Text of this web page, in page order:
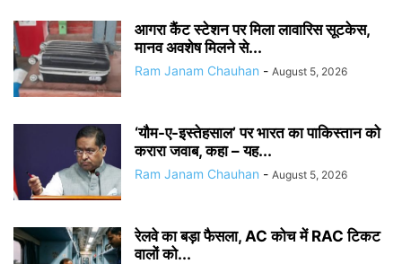
आगरा कैंट स्टेशन पर मिला लावारिस सूटकेस,
मानव अवशेष मिलने से...
Ram Janam Chauhan - August 5, 2026
‘यौम-ए-इस्तेहसाल’ पर भारत का पाकिस्तान को
करारा जवाब, कहा – यह...
Ram Janam Chauhan - August 5, 2026
रेलवे का बड़ा फैसला, AC कोच में RAC टिकट
वालों को...